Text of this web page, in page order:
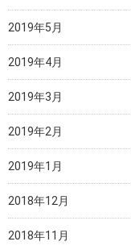
2019年5月
2019年4月
2019年3月
2019年2月
2019年1月
2018年12月
2018年11月